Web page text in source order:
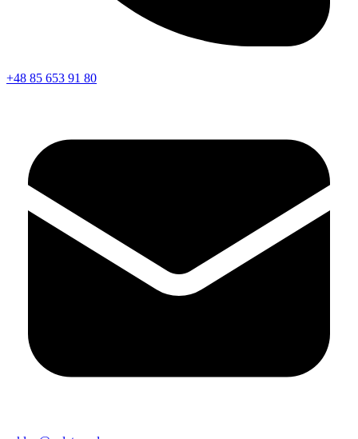
+48 85 653 91 80